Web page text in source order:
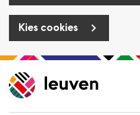
Kies cookies
Overslaan
en
naar